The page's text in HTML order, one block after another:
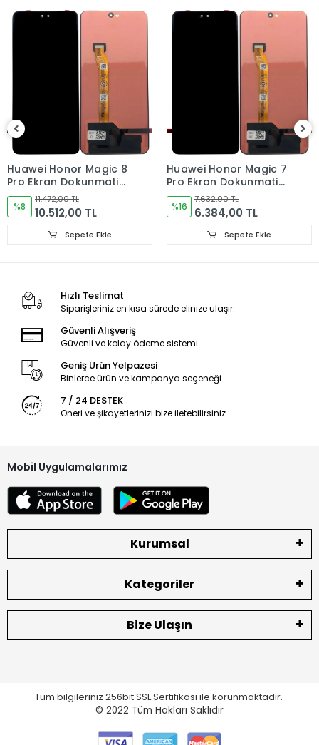
ekranı dışardan deneyiniz.) halde test ediniz.Sorun cıkarsa
Sorun yoksa Montajına Başlayın Sorumluluk Size aittir.
Montajı yapılmış,yapıştırılmış,kullanılmış ürünlerin iade ve
değişimi yoktur.
Ürün Değişimlerinde KARGO bedeli Bize aittir.Ürün
iadelerinde Kargo Bedelleri Müşteriye yansıtılır.
Ürün Değişimler "Garanti ve iade" Kısmını takip ediniz.
Ekran Türü ÇITASIZ
Huawei Honor Magic 8
Pro Ekran Dokunmatik
Cam ORJINAL
%8
11.472,00 TL
10.512,00 TL
Sepete Ekle
Huawei Honor Magic 7
Pro Ekran Dokunmatik
Cam ORJINAL
%16
7.632,00 TL
6.384,00 TL
Sepete Ekle
Hızlı Teslimat
Siparişleriniz en kısa sürede elinize ulaşır.
Güvenli Alışveriş
Güvenli ve kolay ödeme sistemi
Geniş Ürün Yelpazesi
Binlerce ürün ve kampanya seçeneği
7 / 24 DESTEK
Öneri ve şikayetlerinizi bize iletebilirsiniz.
Mobil Uygulamalarımız
Kurumsal
Kategoriler
Bize Ulaşın
Tüm bilgileriniz 256bit SSL Sertifikası ile korunmaktadır.
© 2022 Tüm Hakları Saklıdır